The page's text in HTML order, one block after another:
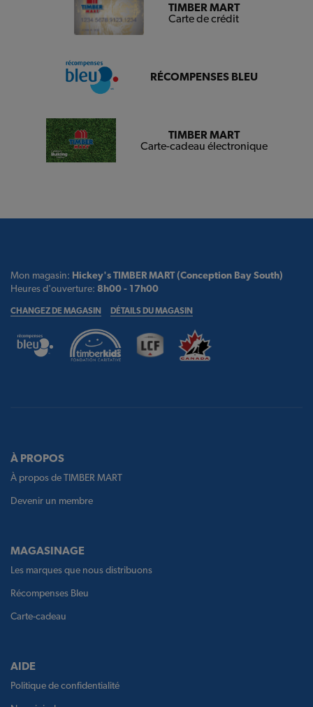
TIMBER MART
Carte de crédit
RÉCOMPENSES BLEU
TIMBER MART
Carte-cadeau électronique
Mon magasin: Hickey's TIMBER MART (Conception Bay South)
Heures d'ouverture: 8h00 - 17h00
CHANGEZ DE MAGASIN DÉTAILS DU MAGASIN
À PROPOS
À propos de TIMBER MART
Devenir un membre
MAGASINAGE
Les marques que nous distribuons
Récompenses Bleu
Carte-cadeau
AIDE
Politique de confidentialité